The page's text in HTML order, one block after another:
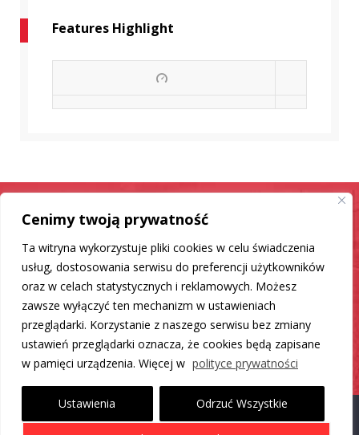
Cenimy twoją prywatność
Ta witryna wykorzystuje pliki cookies w celu świadczenia
usług, dostosowania serwisu do preferencji użytkowników
oraz w celach statystycznych i reklamowych. Możesz
zawsze wyłączyć ten mechanizm w ustawieniach
przeglądarki. Korzystanie z naszego serwisu bez zmiany
ustawień przeglądarki oznacza, że cookies będą zapisane
w pamięci urządzenia. Więcej w polityce prywatności
Ustawienia Odrzuć Wszystkie
Features Highlight
Samochód jak nowy
Mamy dla Ciebie rozwiązanie
DO LISTY PRODUKTÓW
Proudly powered by WordPress|Theme: Carlistings byWP